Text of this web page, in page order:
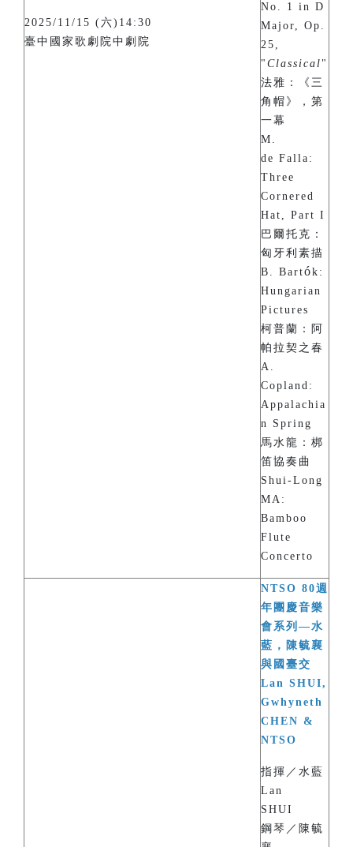
2025/11/15 (六)14:30
臺中國家歌劇院中劇院
No. 1 in D
Major, Op.
25,
" Classical "
法雅：《三
角帽》，第
一幕
M.
de Falla:
Three
Cornered
Hat, Part I
巴爾托克：
匈牙利素描
B. Bartók:
Hungarian
Pictures
柯普蘭：阿
帕拉契之春
A.
Copland:
Appalachia
n Spring
馬水龍：梆
笛協奏曲
Shui-Long
MA:
Bamboo
Flute
Concerto
NTSO 80週
年團慶音樂
會系列—水
藍，陳毓襄
與國臺交
Lan SHUI,
Gwhyneth
CHEN &
NTSO
指揮／水藍
Lan
SHUI
鋼琴／陳毓